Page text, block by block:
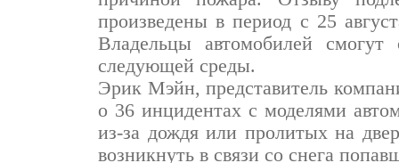
произведены в период с 25
Владельцы автомобилей
следующей среды.
Эрик Мэйн, представитель
о 36 инцидентах с моделями
из-за дождя или пролитых на
возникнуть в связи со снега